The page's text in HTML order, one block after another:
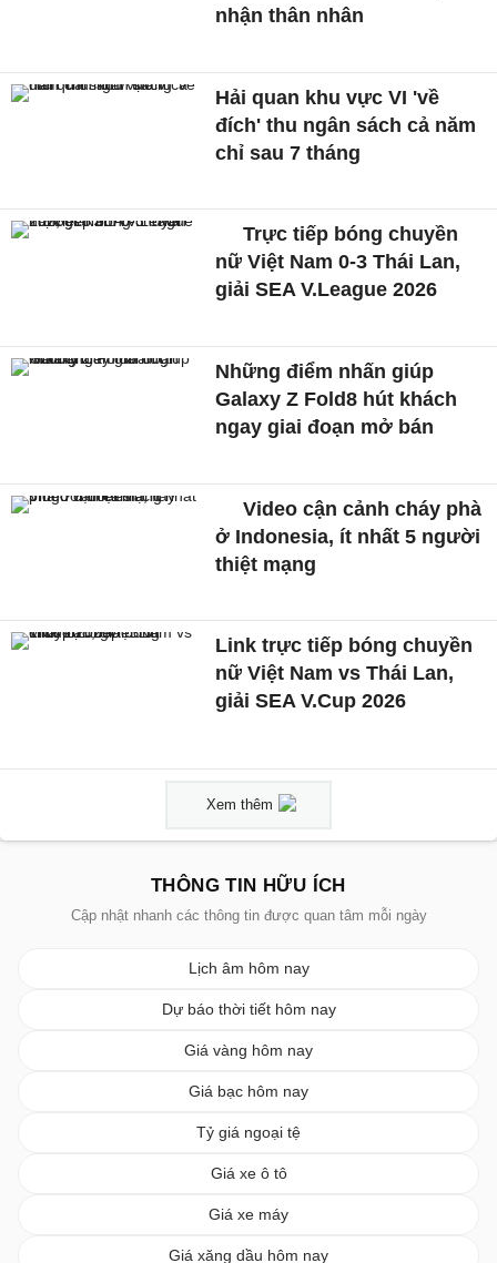
nhận thân nhân
Hải quan khu vực VI 'về
đích' thu ngân sách cả năm
chỉ sau 7 tháng
Trực tiếp bóng chuyền
nữ Việt Nam 0-3 Thái Lan,
giải SEA V.League 2026
Những điểm nhấn giúp
Galaxy Z Fold8 hút khách
ngay giai đoạn mở bán
Video cận cảnh cháy phà
ở Indonesia, ít nhất 5 người
thiệt mạng
Link trực tiếp bóng chuyền
nữ Việt Nam vs Thái Lan,
giải SEA V.Cup 2026
Xem thêm
THÔNG TIN HỮU ÍCH
Cập nhật nhanh các thông tin được quan tâm mỗi ngày
Lịch âm hôm nay
Dự báo thời tiết hôm nay
Giá vàng hôm nay
Giá bạc hôm nay
Tỷ giá ngoại tệ
Giá xe ô tô
Giá xe máy
Giá xăng dầu hôm nay